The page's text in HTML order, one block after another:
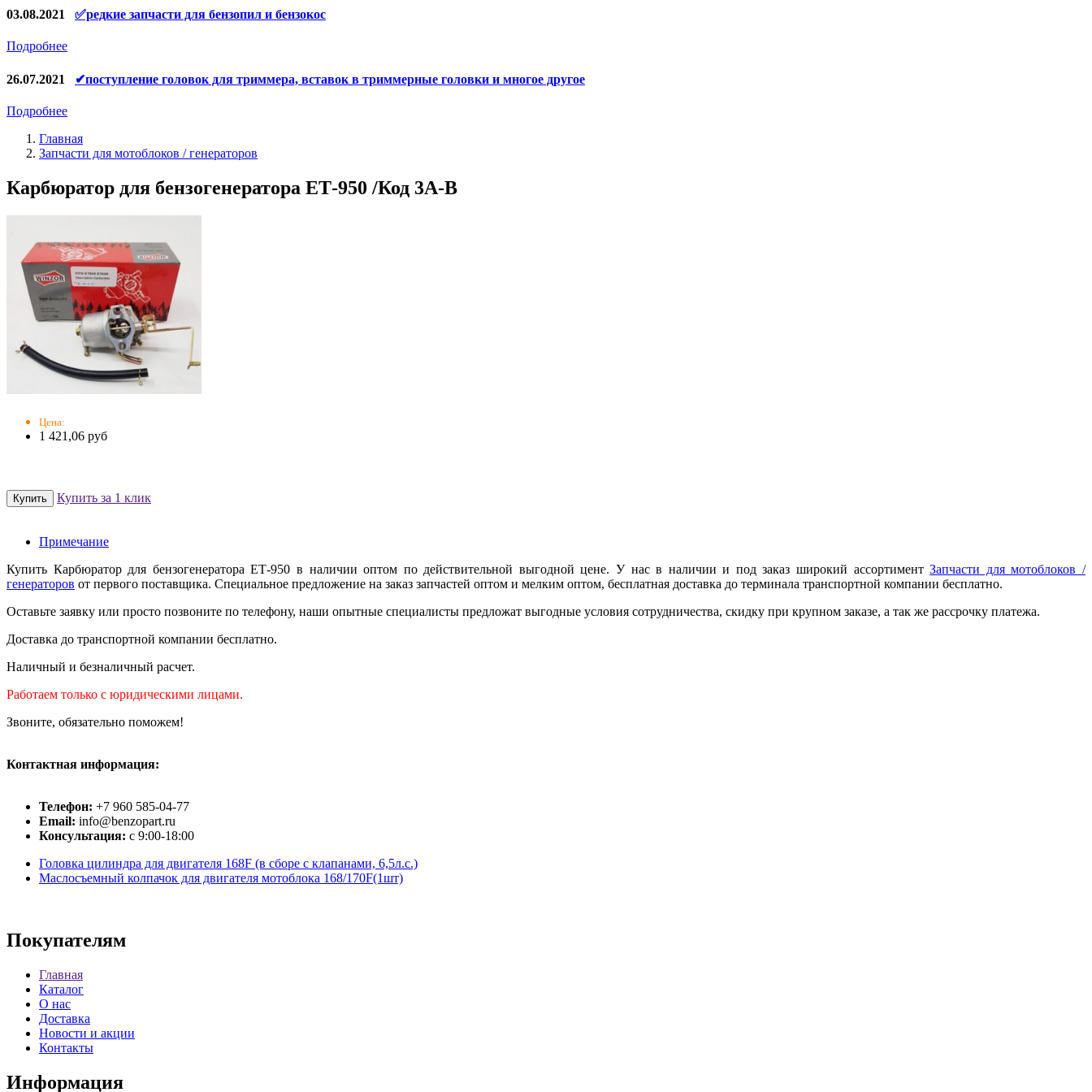
Щётки, щёточные узлы
Ремни для электроинструмента
03.08.2021 ✅редкие запчасти для бензопил и бензокос
Подробнее
26.07.2021 ✔поступление головок для триммера, вставок в триммерные головки и многое другое
Подробнее
Главная
Запчасти для мотоблоков / генераторов
Карбюратор для бензогенератора ЕТ-950 /Код 3A-B
Цена:
1 421,06 руб
Купить за 1 клик
Примечание
Купить Карбюратор для бензогенератора ЕТ-950 в наличии оптом по действительной выгодной цене. У нас в наличии и под заказ широкий ассортиментЗапчасти для мотоблоков /
генераторов от первого поставщика. Специальное предложение на заказ запчастей оптом и мелким оптом, бесплатная доставка до терминала транспортной компании бесплатно.
Оставьте заявку или просто позвоните по телефону, наши опытные специалисты предложат выгодные условия сотрудничества, скидку при крупном заказе, а так же рассрочку платежа.
Доставка до транспортной компании бесплатно.
Наличный и безналичный расчет.
Работаем только с юридическими лицами.
Звоните, обязательно поможем!
Контактная информация:
Телефон: +7 960 585-04-77
Email: info@benzopart.ru
Консультация: с 9:00-18:00
Головка цилиндра для двигателя 168F (в сборе с клапанами, 6,5л.с.)
Маслосъемный колпачок для двигателя мотоблока 168/170F(1шт)
Покупателям
Главная
Каталог
О нас
Доставка
Новости и акции
Контакты
Информация